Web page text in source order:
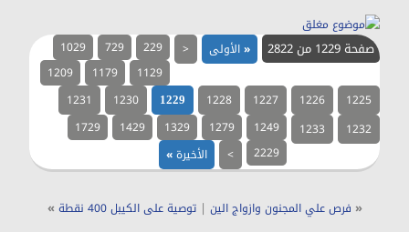
صفحة 1229 من 2822 «الأولى <
229
729
1029
1129
1179
1209
1225
1226
1227
1228
1229
1230
1231
1232
1233
1249
1279
1329
1429
1729
2229
> الأخيرة»
« فرص علي المجنون وازواج الين |توصية على الكيبل 400 نقطة »